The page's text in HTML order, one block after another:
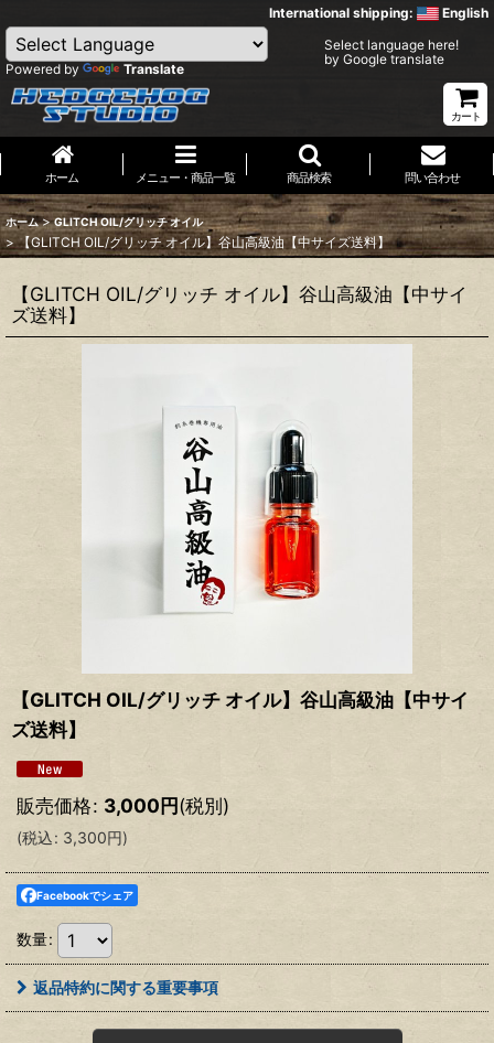
International shipping: English
Powered by Translate
Select language here!
by Google translate
カート
ホーム メニュー・商品一覧 商品検索 問い合わせ
ホーム > GLITCH OIL/グリッチ オイル
> 【GLITCH OIL/グリッチ オイル】谷山高級油【中サイズ送料】
【GLITCH OIL/グリッチ オイル】谷山高級油【中サイ
ズ送料】
【GLITCH OIL/グリッチ オイル】谷山高級油【中サイ
ズ送料】
販売価格: 3,000円(税別)
(税込: 3,300円)
Facebookでシェア
数量:
返品特約に関する重要事項